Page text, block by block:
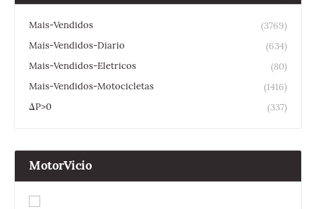
Mais-Vendidos
(3769)
Mais-Vendidos-Diario
(634)
Mais-Vendidos-Eletricos
(80)
Mais-Vendidos-Motocicletas
(1416)
ΔP>0
(337)
MotorVicio